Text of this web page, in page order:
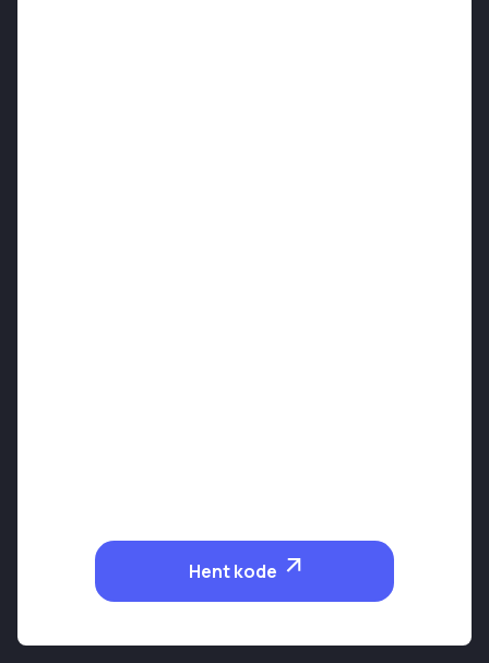
Hent kode